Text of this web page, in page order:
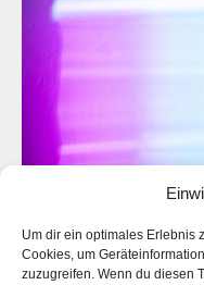
Um dir ein optimales Erlebnis
Cookies, um
zuzugreifen. Wenn du diesen
Experimentelle